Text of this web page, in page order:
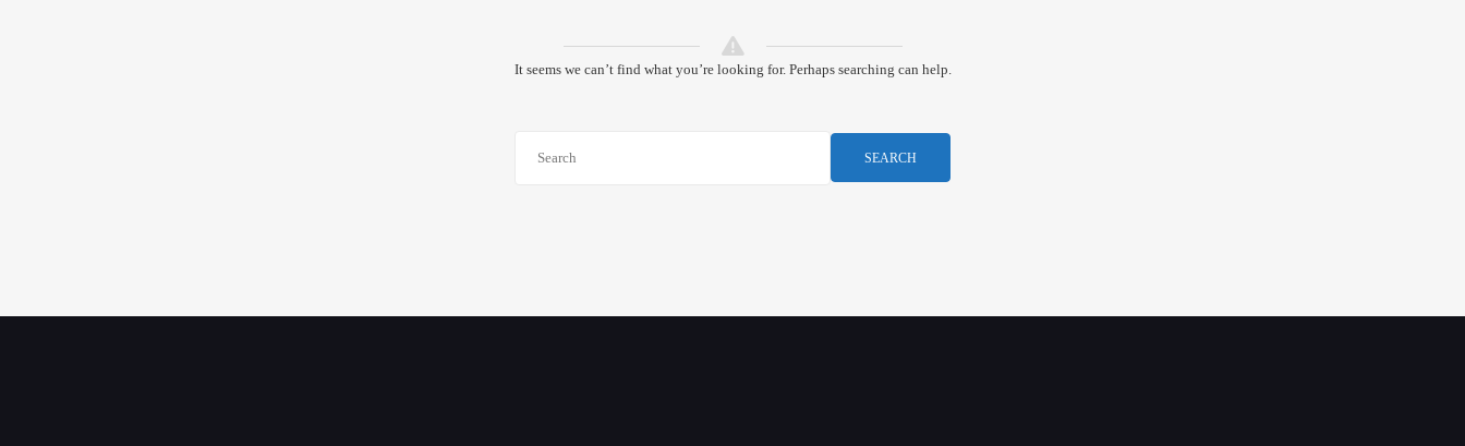
It seems we can’t find what you’re looking for. Perhaps searching can help.
SEARCH